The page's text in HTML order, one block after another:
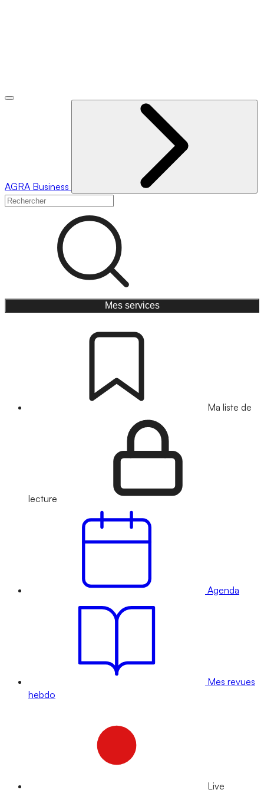
AGRA Business
Mes services
Ma liste de
lecture
Agenda
Mes revues
hebdo
Live